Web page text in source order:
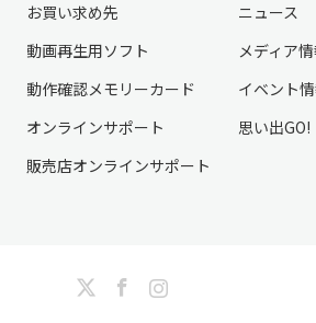
お買い求め先
動画再生用ソフト
動作確認メモリーカード
オンラインサポート
販売店オンラインサポート
ニュース
メディア
イベント
思い出GO!
Instagram